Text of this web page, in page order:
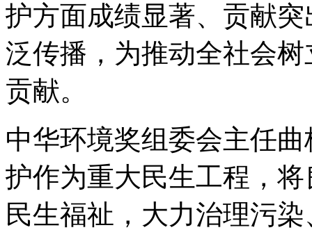
护方面成绩显著、贡献
泛传播，为推动全社会
贡献。
中华环境奖组委会主任
护作为重大民生工程，
民生福祉，大力治理污